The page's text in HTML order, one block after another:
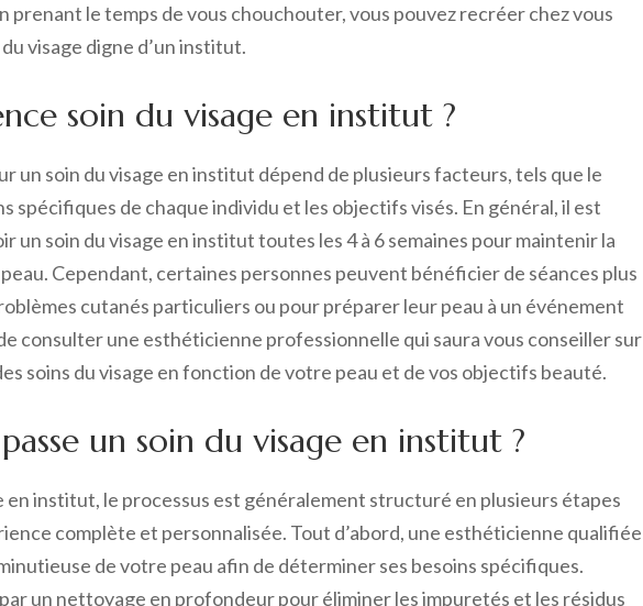
prenant le temps de vous chouchouter, vous pouvez recréer chez vous
visage digne d’un institut.
soin du visage en institut ?
un soin du visage en institut dépend de plusieurs facteurs, tels que le
spécifiques de chaque individu et les objectifs visés. En général, il est
un soin du visage en institut toutes les 4 à 6 semaines pour maintenir la
Cependant, certaines personnes peuvent bénéficier de séances plus
cutanés particuliers ou pour préparer leur peau à un événement
consulter une esthéticienne professionnelle qui saura vous conseiller sur
soins du visage en fonction de votre peau et de vos objectifs beauté.
un soin du visage en institut ?
en institut, le processus est généralement structuré en plusieurs étapes
complète et personnalisée. Tout d’abord, une esthéticienne qualifiée
de votre peau afin de déterminer ses besoins spécifiques.
un nettoyage en profondeur pour éliminer les impuretés et les résidus